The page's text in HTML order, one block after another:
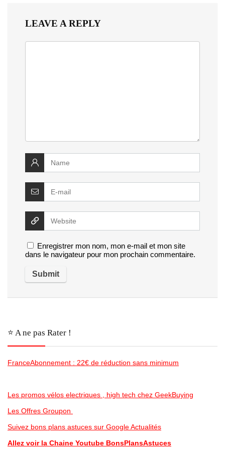
LEAVE A REPLY
Enregistrer mon nom, mon e-mail et mon site
dans le navigateur pour mon prochain commentaire.
⭐️ A ne pas Rater !
FranceAbonnement : 22€ de réduction sans minimum
Les promos vélos electriques , high tech chez GeekBuying
Les Offres Groupon
Suivez bons plans astuces sur Google Actualités
Allez voir la Chaine Youtube BonsPlansAstuces